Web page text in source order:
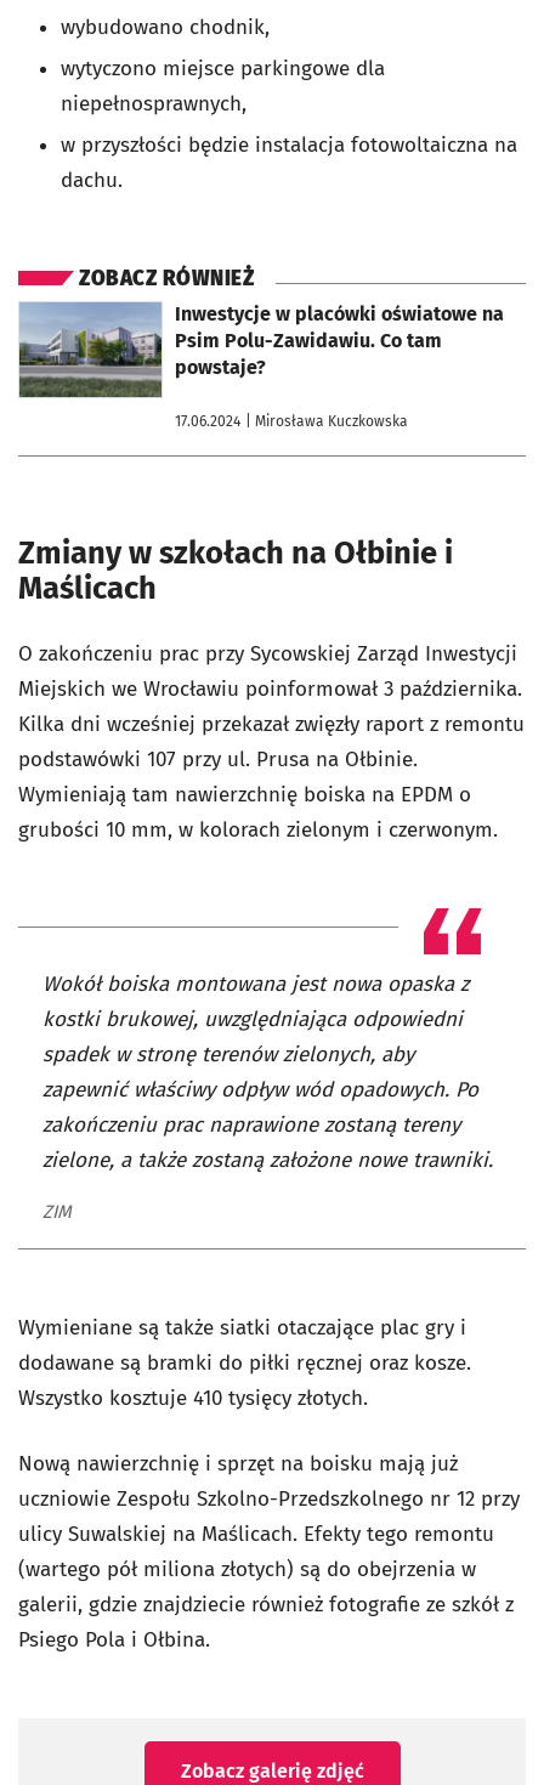
wybudowano chodnik,
wytyczono miejsce parkingowe dla
niepełnosprawnych,
w przyszłości będzie instalacja fotowoltaiczna na
dachu.
ZOBACZ RÓWNIEŻ
Inwestycje w placówki oświatowe na
Psim Polu-Zawidawiu. Co tam
powstaje?
17.06.2024 | Mirosława Kuczkowska
otworzy się w nowej karcie
Zmiany w szkołach na Ołbinie i
Maślicach
O zakończeniu prac przy Sycowskiej Zarząd Inwestycji
Miejskich we Wrocławiu poinformował 3 października.
Kilka dni wcześniej przekazał zwięzły raport z remontu
podstawówki 107 przy ul. Prusa na Ołbinie.
Wymieniają tam nawierzchnię boiska na EPDM o
grubości 10 mm, w kolorach zielonym i czerwonym.
Wokół boiska montowana jest nowa opaska z
kostki brukowej, uwzględniająca odpowiedni
spadek w stronę terenów zielonych, aby
zapewnić właściwy odpływ wód opadowych. Po
zakończeniu prac naprawione zostaną tereny
zielone, a także zostaną założone nowe trawniki.
ZIM
Wymieniane są także siatki otaczające plac gry i
dodawane są bramki do piłki ręcznej oraz kosze.
Wszystko kosztuje 410 tysięcy złotych.
Nową nawierzchnię i sprzęt na boisku mają już
uczniowie Zespołu Szkolno-Przedszkolnego nr 12 przy
ulicy Suwalskiej na Maślicach. Efekty tego remontu
(wartego pół miliona złotych) są do obejrzenia w
galerii, gdzie znajdziecie również fotografie ze szkół z
Psiego Pola i Ołbina.
Zobacz galerię zdjęć